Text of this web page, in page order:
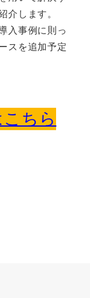
介します。
入事例に則っ
スを追加予定
ちら